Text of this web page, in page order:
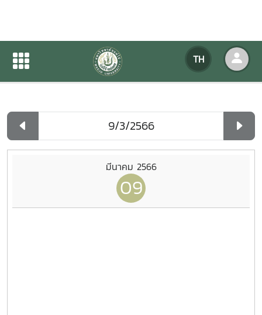
TH
ปฏิทินกิจกรรมของหน่วยงาน
ปฏิทินกิจกรรมของหน่วยงาน
มีนาคม 2566
09